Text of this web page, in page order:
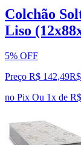
Colchão
Liso
5% OFF
Preço R$ 142,49R$
no Pix Ou 1x de